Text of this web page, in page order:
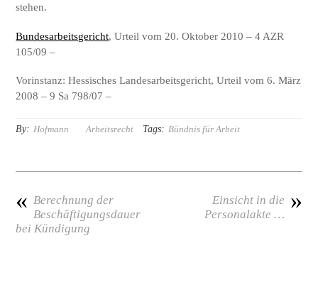
stehen.
Bundesarbeitsgericht, Urteil vom 20. Oktober 2010 – 4 AZR
105/09 –
Vorinstanz: Hessisches Landesarbeitsgericht, Urteil vom 6. März
2008 – 9 Sa 798/07 –
By: Hofmann Arbeitsrecht Tags: Bündnis für Arbeit
« Berechnung der
Beschäftigungsdauer
bei Kündigung
»
Einsicht in die
Personalakte …